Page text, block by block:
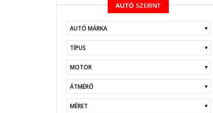
KERESÉS
AUTÓ SZERINT